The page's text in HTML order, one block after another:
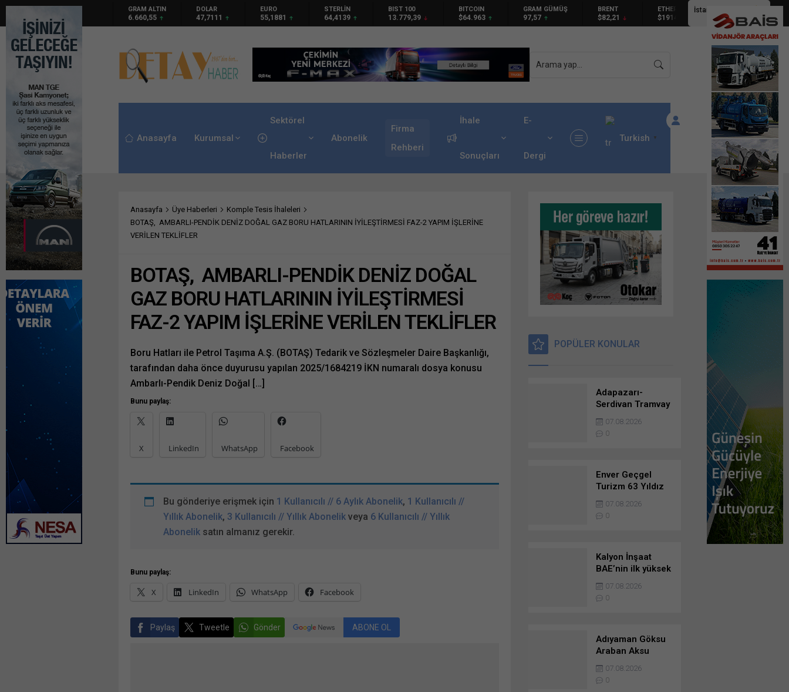
6.660,55
DOLAR
47,7111
EURO
55,1881
STERLİN
64,4139
BIST 100
13.779,39
BITCOIN
$64.963
GRAM GÜMÜŞ
97,57
BRENT
$82,21
ETHEREUM
$1914.09
İstanbul,
Açık
Anasayfa Kurumsal
Sektörel
Haberler
Abonelik
Firma
Rehberi
İhale
Sonuçları
E-
Dergi
Turkish ▼
Anasayfa Üye Haberleri
Komple Tesis İhaleleri
BOTAŞ, AMBARLI-PENDİK DENİZ DOĞAL GAZ BORU HATLARININ İYİLEŞTİRMESİ FAZ-2 YAPIM İŞLERİNE
VERİLEN TEKLİFLER
BOTAŞ, AMBARLI-PENDİK DENİZ DOĞAL
GAZ BORU HATLARININ İYİLEŞTİRMESİ
FAZ-2 YAPIM İŞLERİNE VERİLEN TEKLİFLER
Boru Hatları ile Petrol Taşıma A.Ş. (BOTAŞ) Tedarik ve Sözleşmeler Daire Başkanlığı,
tarafından daha önce duyurusu yapılan 2025/1684219 İKN numaralı dosya konusu
Ambarlı-Pendik Deniz Doğal […]
Bunu paylaş:
X LinkedIn WhatsApp Facebook
Bu gönderiye erişmek için 1 Kullanıcılı // 6 Aylık Abonelik, 1 Kullanıcılı //
Yıllık Abonelik, 3 Kullanıcılı // Yıllık Abonelik veya 6 Kullanıcılı // Yıllık
Abonelik satın almanız gerekir.
Bunu paylaş:
X LinkedIn WhatsApp Facebook
Paylaş Tweetle Gönder ABONE OL
POPÜLER KONULAR
Adapazarı-
Serdivan Tramvay
Hattı Kontrollük
Ve Danışmanlık
Hizmetleri
Başvuruda
Bulunanlar
07.08.2026
0
Enver Geçgel
Turizm 63 Yıldız
Otobüs ile
Filosunu
Genişletti
07.08.2026
0
Kalyon İnşaat
BAE’nin ilk yüksek
hızlı demir yolu
hattının yapımına
başladı
07.08.2026
0
Adıyaman Göksu
Araban Aksu
Regülatörü Ve
Besni-Keysun-
Kizilin Ana İletim
07.08.2026
0